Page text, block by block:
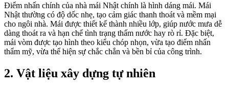
Điểm nhấn chính của nhà mái Nhật chính là hình dáng mái. Mái
Nhật thường có độ dốc nhẹ, tạo cảm giác thanh thoát và mềm mại
cho ngôi nhà. Mái được thiết kế thành nhiều lớp, giúp nước mưa dễ
dàng thoát ra và hạn chế tình trạng thấm nước hay rò rỉ. Đặc biệt,
mái vòm được tạo hình theo kiểu chóp nhọn, vừa tạo điểm nhấn
thẩm mỹ, vừa thể hiện sự chắc chắn và bền bỉ của công trình.
2. Vật liệu xây dựng tự nhiên